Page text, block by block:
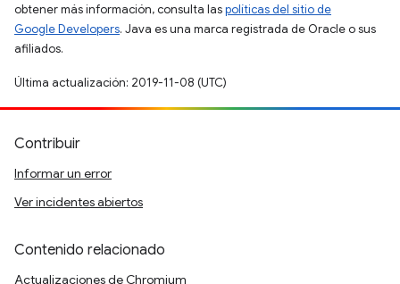
obtener más información, consulta laspolíticas del sitio de
Google Developers. Java es una marca registrada de Oracle o sus
afiliados.
Última actualización: 2019-11-08 (UTC)
Contribuir
Informar un error
Ver incidentes abiertos
Contenido relacionado
Actualizaciones de Chromium